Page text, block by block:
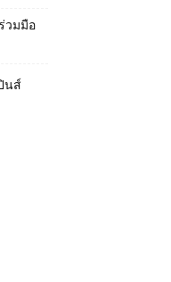
วมมือ
นส์